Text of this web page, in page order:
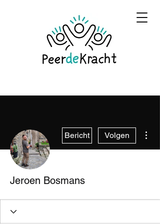
Bericht Volgen
Jeroen Bosmans